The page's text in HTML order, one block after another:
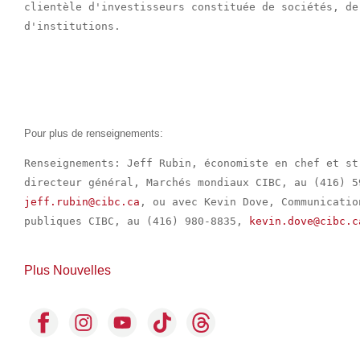
clientèle d'investisseurs constituée de sociétés, de
d'institutions.
Pour plus de renseignements:
Renseignements: Jeff Rubin, économiste en chef et
jeff.rubin@cibc.ca , ou avec Kevin Dove,
publiques CIBC, au (416) 980-8835,
Plus Nouvelles